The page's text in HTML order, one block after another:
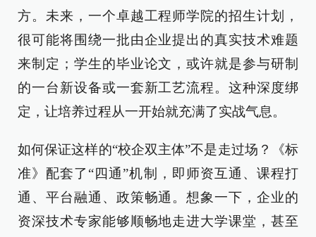
方。未来，一个卓越工程师学院的招生计划，
很可能将围绕一批由企业提出的真实技术难题
来制定；学生的毕业论文，或许就是参与研制
的一台新设备或一套新工艺流程。这种深度绑
定，让培养过程从一开始就充满了实战气息。
如何保证这样的“校企双主体”不是走过场？《标
准》配套了“四通”机制，即师资互通、课程打
通、平台融通、政策畅通。想象一下，企业的
资深技术专家能够顺畅地走进大学课堂，甚至